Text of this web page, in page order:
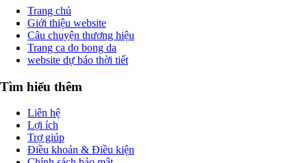
Trang chủ
Giới thiệu website
Câu chuyện thương hiệu
Trang ca do bong da
website dự báo thời tiết
Tìm hiểu thêm
Liên hệ
Lợi ích
Trợ giúp
Điều khoản & Điều kiện